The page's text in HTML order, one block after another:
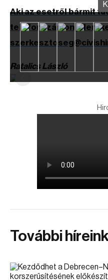
Aki az esetről bármit
telefonszámon
Ratalics László
További